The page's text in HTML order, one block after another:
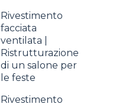
Rivestimento
facciata
ventilata |
Ristrutturazione
di un salone per
le feste
Rivestimento